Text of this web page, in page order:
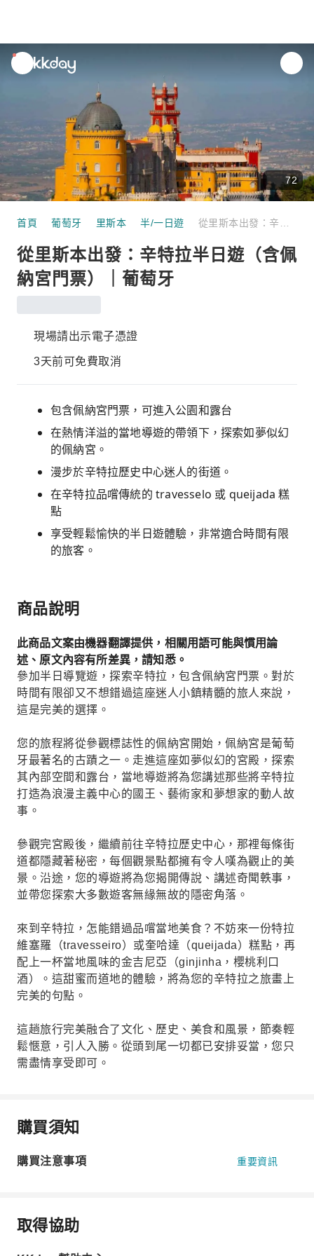
unread
notifications
72
首頁 葡萄牙 里斯本 半/一日遊
從里斯本出發：辛特拉半日遊（含佩
納宮門票）｜葡萄牙
現場請出示電子憑證
3天前可免費取消
包含佩納宮門票，可進入公園和露台
在熱情洋溢的當地導遊的帶領下，探索如夢似幻
的佩納宮。
漫步於辛特拉歷史中心迷人的街道。
在辛特拉品嚐傳統的 travesselo 或 queijada 糕
點
享受輕鬆愉快的半日遊體驗，非常適合時間有限
的旅客。
商品說明
此商品文案由機器翻譯提供，相關用語可能與慣用論
述、原文內容有所差異，請知悉。
參加半日導覽遊，探索辛特拉，包含佩納宮門票。對於
時間有限卻又不想錯過這座迷人小鎮精髓的旅人來說，
這是完美的選擇。
您的旅程將從參觀標誌性的佩納宮開始，佩納宮是葡萄
牙最著名的古蹟之一。走進這座如夢似幻的宮殿，探索
其內部空間和露台，當地導遊將為您講述那些將辛特拉
打造為浪漫主義中心的國王、藝術家和夢想家的動人故
事。
參觀完宮殿後，繼續前往辛特拉歷史中心，那裡每條街
道都隱藏著秘密，每個觀景點都擁有令人嘆為觀止的美
景。沿途，您的導遊將為您揭開傳說、講述奇聞軼事，
並帶您探索大多數遊客無緣無故的隱密角落。
來到辛特拉，怎能錯過品嚐當地美食？不妨來一份特拉
維塞羅（travesseiro）或奎哈達（queijada）糕點，再
配上一杯當地風味的金吉尼亞（ginjinha，櫻桃利口
酒）。這甜蜜而道地的體驗，將為您的辛特拉之旅畫上
完美的句點。
這趟旅行完美融合了文化、歷史、美食和風景，節奏輕
鬆愜意，引人入勝。從頭到尾一切都已安排妥當，您只
需盡情享受即可。
購買須知
購買注意事項 重要資訊
取得協助